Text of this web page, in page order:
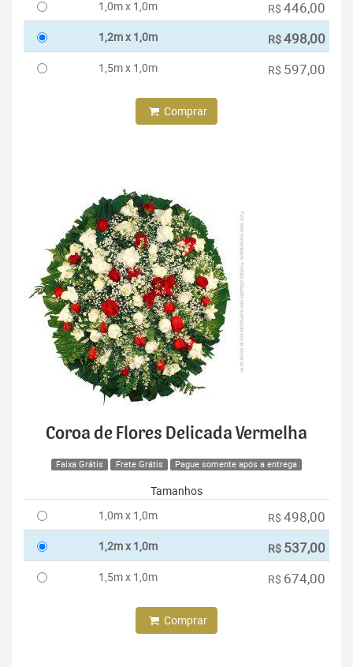
1,0m x 1,0m R$ 446,00
1,2m x 1,0m R$498,00
1,5m x 1,0m R$ 597,00
Comprar
Coroa de Flores Delicada Vermelha
Faixa Grátis Frete Grátis Pague somente após a entrega
Tamanhos
1,0m x 1,0m
R$ 498,00
1,2m x 1,0m R$ 537,00
1,5m x 1,0m R$ 674,00
Comprar